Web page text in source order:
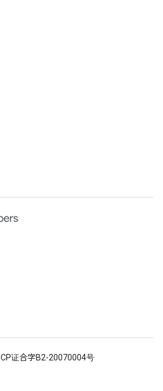
ICP证合字B2-20070004号